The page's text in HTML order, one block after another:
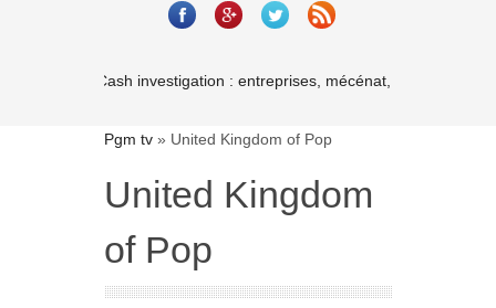
Cash investigation : entreprises, mécénat, associations-
Pgm tv » United Kingdom of Pop
United Kingdom
of Pop